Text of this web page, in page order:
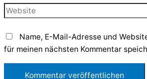
Adresse*
Website
Name, E-Mail-Adresse und
für meinen nächsten Kommentar